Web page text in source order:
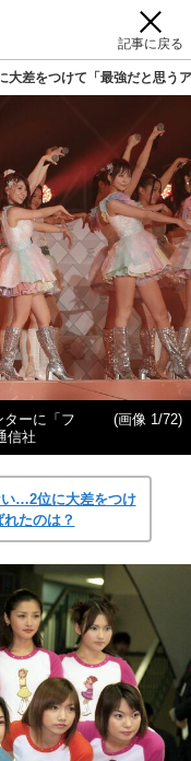
記事に戻る
差をつけて「最強だと思う
ターに「フ
信社
(画像 1/72)
…2位に大差をつけ
たのは？